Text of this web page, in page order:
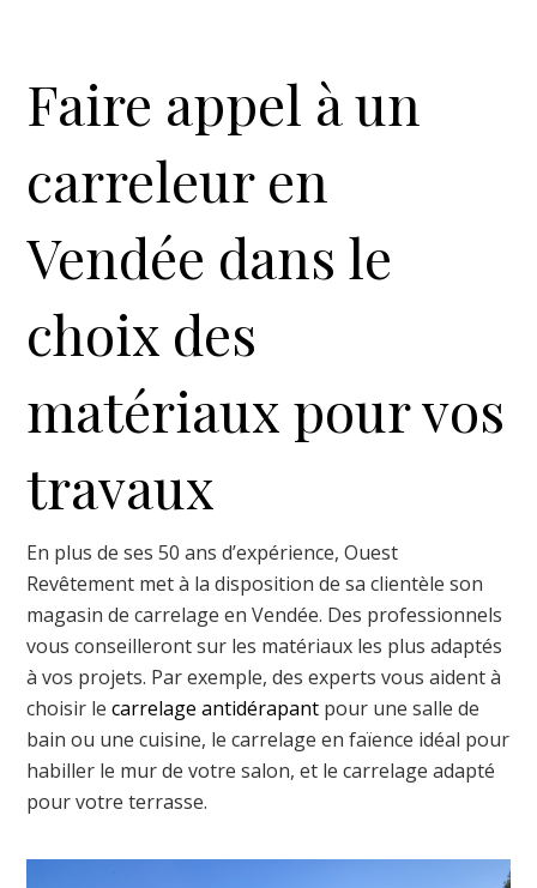
Faire appel à un
carreleur en
Vendée dans le
choix des
matériaux pour vos
travaux
En plus de ses 50 ans d’expérience, Ouest
Revêtement met à la disposition de sa clientèle son
magasin de carrelage en Vendée. Des professionnels
vous conseilleront sur les matériaux les plus adaptés
à vos projets. Par exemple, des experts vous aident à
choisir lecarrelage antidérapant pour une salle de
bain ou une cuisine, le carrelage en faïence idéal pour
habiller le mur de votre salon, et le carrelage adapté
pour votre terrasse.